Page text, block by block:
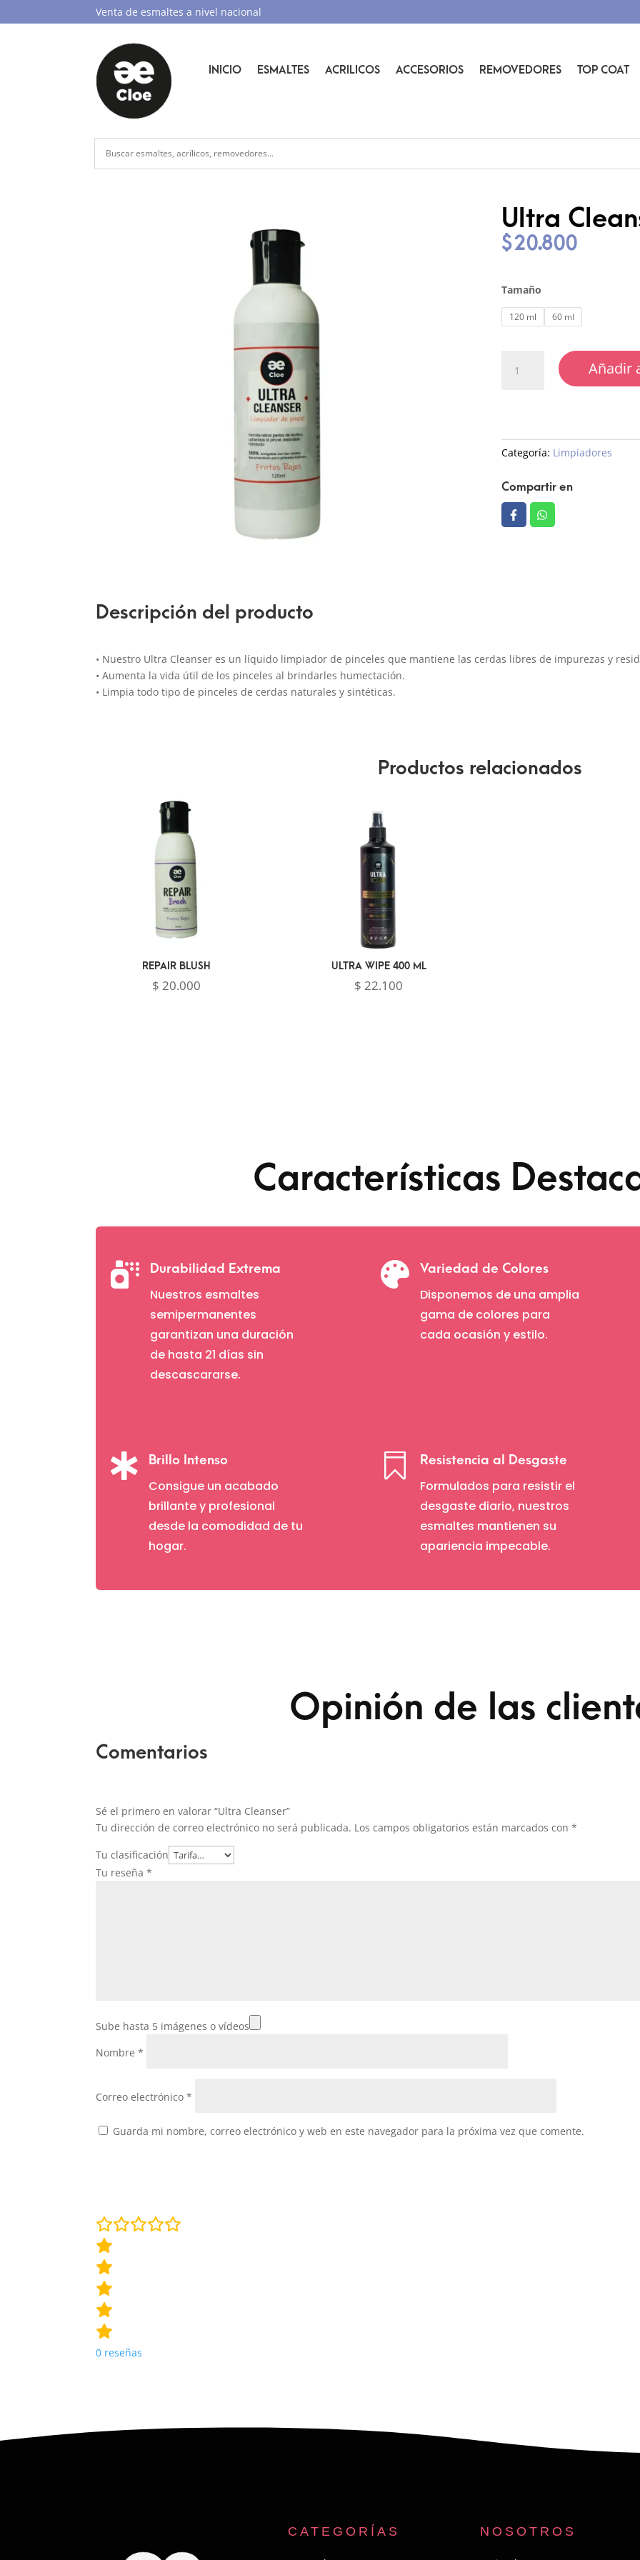
Venta de esmaltes a nivel nacional
INICIO ESMALTES ACRILICOS ACCESORIOS REMOVEDORES TOP COAT
Ultra
$20.800
Tamaño
120 ml 60 ml
Cleanser
Añadir
Categoría: Limpiadores
Compartir en
Descripción del producto
• Nuestro Ultra Cleanser es un líquido limpiador de pinceles que mantiene las cerdas libres de impurezas y
• Aumenta la vida útil de los pinceles al brindarles humectación.
• Limpia todo tipo de pinceles de cerdas naturales y sintéticas.
Productos relacionados
REPAIR BLUSH
$ 20.000
ULTRA WIPE 400 ML
$ 22.100
Características
 Durabilidad Extrema
Nuestros esmaltes
semipermanentes
garantizan una duración
de hasta 21 días sin
descascararse.
 Variedad de Colores
Disponemos de una amplia
gama de colores para
cada ocasión y estilo.
 Brillo Intenso
Consigue un acabado
brillante y profesional
desde la comodidad de tu
hogar.
 Resistencia al Desgaste
Formulados para resistir el
desgaste diario, nuestros
esmaltes mantienen su
apariencia impecable.
Opinión de las
Comentarios
Sé el primero en valorar “Ultra Cleanser”
Tu dirección de correo electrónico no será publicada. Los campos obligatorios están marcados con*
Tu clasificación
Tu reseña*
Sube hasta 5 imágenes o vídeos
Nombre*
Correo electrónico*
Guarda mi nombre, correo electrónico y web en este navegador para la próxima vez que comente.
0 reseñas
CATEGORÍAS NOSOTROS